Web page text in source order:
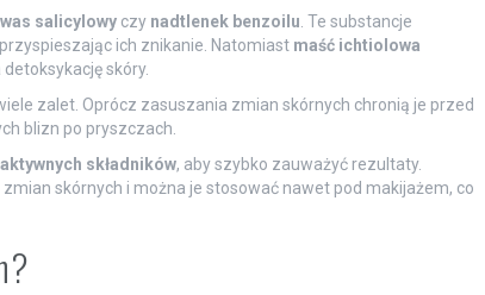
salicylowyczy nadtlenek benzoilu . Te substancje
ich znikanie. Natomiast maść ichtiolowa
skóry.
zalet. Oprócz zasuszania zmian skórnych chronią je przed
blizn po pryszczach.
składników, aby szybko zauważyć rezultaty.
skórnych i można je stosować nawet pod makijażem, co